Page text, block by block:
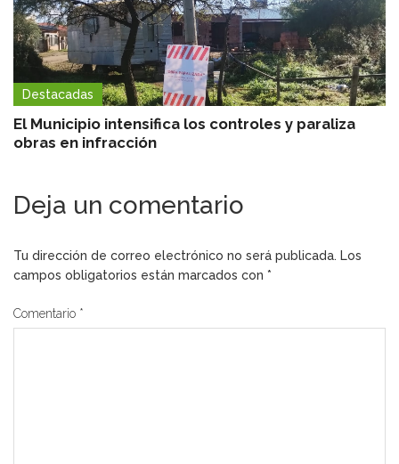
Destacadas
El Municipio intensifica los controles y paraliza
obras en infracción
Deja un comentario
Tu dirección de correo electrónico no será publicada. Los
campos obligatorios están marcados con *
Comentario *